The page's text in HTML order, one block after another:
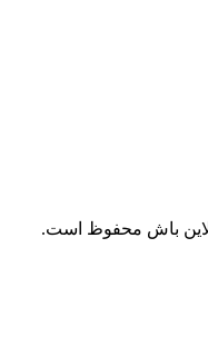
باش محفوظ است.